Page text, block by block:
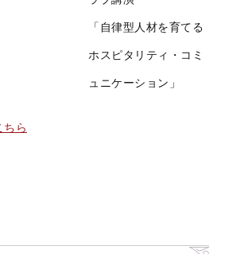
「自律型人材を育てる
ホスピタリティ・コミ
ュニケーション」
ら